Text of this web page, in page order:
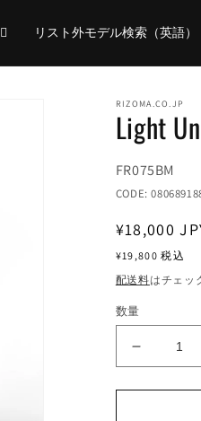
リスト外モデル検索（英語）
RIZOMA.CO.JP
Light
Translation
missing:
FR075BM
CODE:
通
常
価
格
¥18,000
¥19,800 税込
配送料はチェッ
数量
Unit
S